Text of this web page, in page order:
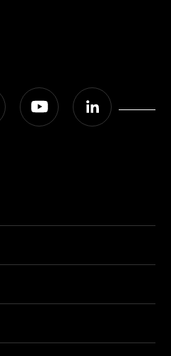
Instagram Youtube